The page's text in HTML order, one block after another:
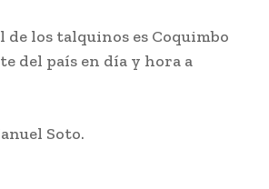
los talquinos es Coquimbo
del país en día y hora a
Soto.